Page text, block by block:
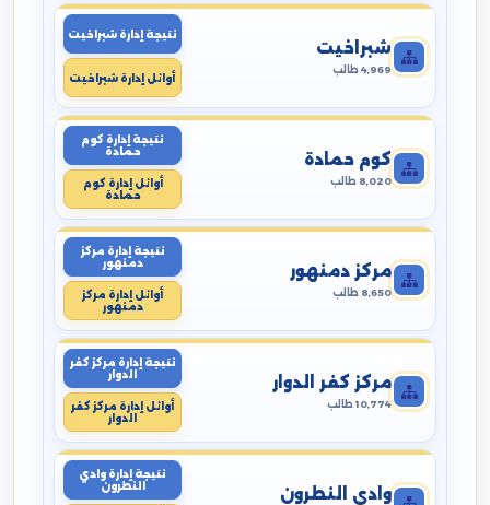
شبراخيت
4,969 طالب
نتيجة إدارة شبراخيت
أوائل إدارة شبراخيت
كوم حمادة
8,020 طالب
نتيجة إدارة كوم
حمادة
أوائل إدارة كوم
حمادة
مركز دمنهور
8,650 طالب
نتيجة إدارة مركز
دمنهور
أوائل إدارة مركز
دمنهور
مركز كفر الدوار
10,774 طالب
نتيجة إدارة مركز كفر
الدوار
أوائل إدارة مركز كفر
الدوار
وادي النطرون
نتيجة إدارة وادي
النطرون